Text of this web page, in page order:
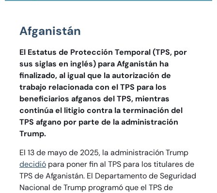
Afganistán
El Estatus de Protección Temporal (TPS, por
sus siglas en inglés) para Afganistán ha
finalizado, al igual que la autorización de
trabajo relacionada con el TPS para los
beneficiarios afganos del TPS, mientras
continúa el litigio contra la terminación del
TPS afgano por parte de la administración
Trump.
El 13 de mayo de 2025, la administración Trump
decidió para poner fin al TPS para los titulares de
TPS de Afganistán. El Departamento de Seguridad
Nacional de Trump programó que el TPS de